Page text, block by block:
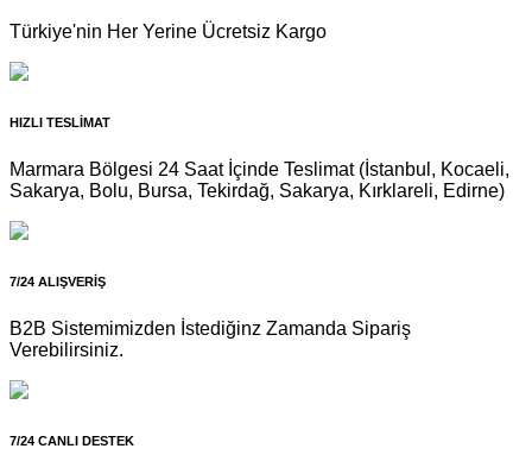
Türkiye'nin Her Yerine Ücretsiz Kargo
HIZLI TESLİMAT
Marmara Bölgesi 24 Saat İçinde Teslimat (İstanbul, Kocaeli,
Sakarya, Bolu, Bursa, Tekirdağ, Sakarya, Kırklareli, Edirne)
7/24 ALIŞVERİŞ
B2B Sistemimizden İstediğinz Zamanda Sipariş
Verebilirsiniz.
7/24 CANLI DESTEK